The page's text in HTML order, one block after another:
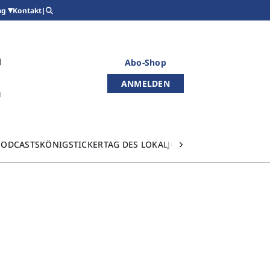
Kontakt|
Abo-Shop
ANMELDEN
KÖNIGSTICKERTAG DES LOKALJOURNALISMUS